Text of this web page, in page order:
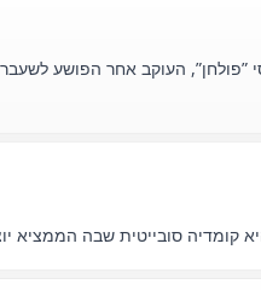
הרוסי ”פולחן”, העוקב אחר